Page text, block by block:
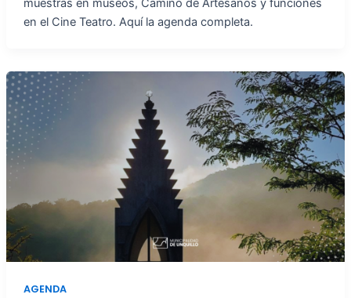
muestras en museos, Camino de Artesanos y funciones
en el Cine Teatro. Aquí la agenda completa.
AGENDA